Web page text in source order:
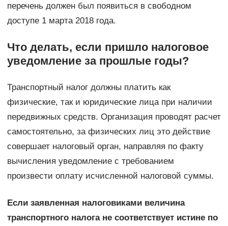
перечень должен был появиться в свободном
доступе 1 марта 2018 года.
Что делать, если пришло налоговое
уведомление за прошлые годы?
Транспортный налог должны платить как
физические, так и юридические лица при наличии
передвижных средств. Организация проводят расчет
самостоятельно, за физических лиц это действие
совершает налоговый орган, направляя по факту
вычисления уведомление с требованием
произвести оплату исчисленной налоговой суммы.
Если заявленная налоговиками величина
транспортного налога не соответствует истине по